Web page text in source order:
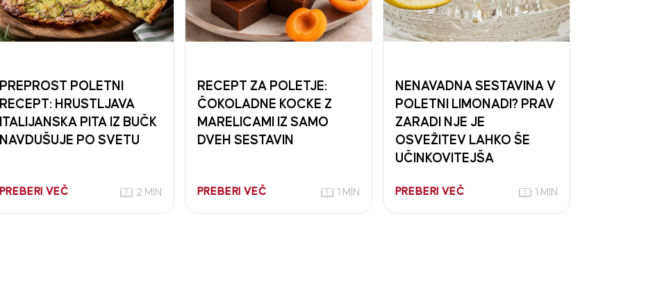
PREPROST POLETNI
RECEPT: HRUSTLJAVA
ITALIJANSKA PITA IZ BUČK
NAVDUŠUJE PO SVETU
PREBERI VEČ 2 MIN
RECEPT ZA POLETJE:
ČOKOLADNE KOCKE Z
MARELICAMI IZ SAMO
DVEH SESTAVIN
PREBERI VEČ 1 MIN
NENAVADNA SESTAVINA V
POLETNI LIMONADI? PRAV
ZARADI NJE JE
OSVEŽITEV LAHKO ŠE
UČINKOVITEJŠA
PREBERI VEČ 1 MIN